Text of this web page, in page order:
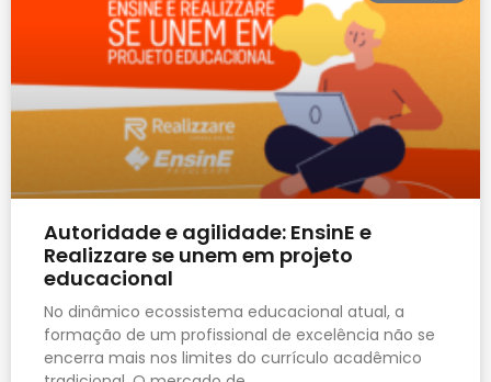
Autoridade e agilidade: EnsinE e
Realizzare se unem em projeto
educacional
No dinâmico ecossistema educacional atual, a
formação de um profissional de excelência não se
encerra mais nos limites do currículo acadêmico